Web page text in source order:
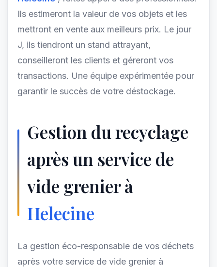
Ils estimeront la valeur de vos objets et les
mettront en vente aux meilleurs prix. Le jour
J, ils tiendront un stand attrayant,
conseilleront les clients et géreront vos
transactions. Une équipe expérimentée pour
garantir le succès de votre déstockage.
Gestion du recyclage
après un service de
vide grenier à
Helecine
La gestion éco-responsable de vos déchets
après votre service de vide grenier à